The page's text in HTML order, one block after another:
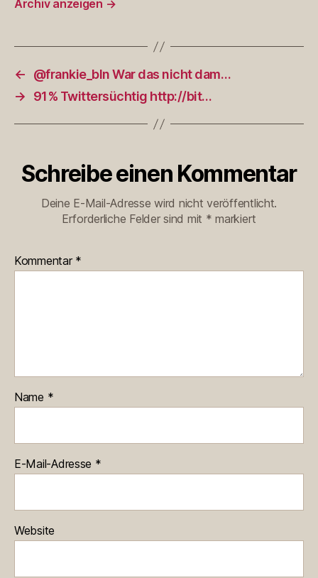
Archiv anzeigen →
←
@frankie_bln War das nicht dam…
→
91% Twittersüchtig http://bit…
Schreibe einen Kommentar
Deine E-Mail-Adresse wird nicht veröffentlicht.
Erforderliche Felder sind mit * markiert
Kommentar *
Name *
E-Mail-Adresse *
Website